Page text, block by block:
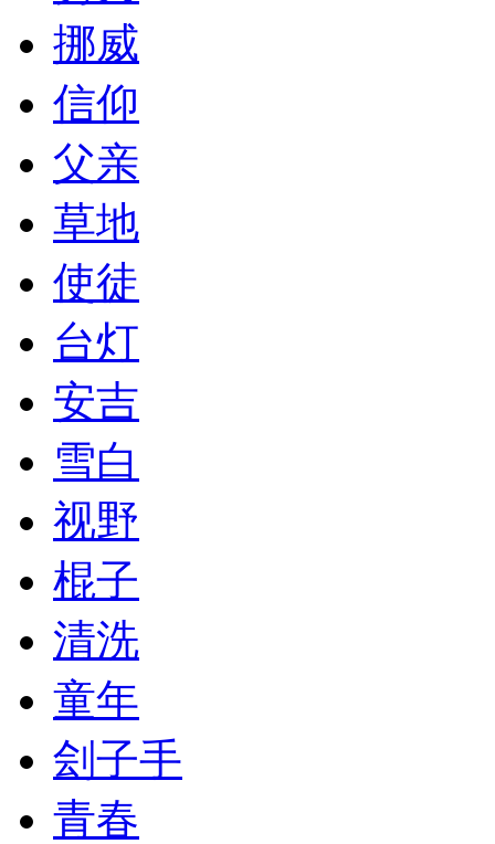
挪威
信仰
父亲
草地
使徒
台灯
安吉
雪白
视野
棍子
清洗
童年
刽子手
青春